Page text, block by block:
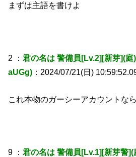
まずは主語を書けよ
2 ：君の名は 警備員[Lv.2][新芽](庭
aUGg) ：2024/07/21(日)
これ本物のガーシーアカウントな
9 ：君の名は 警備員[Lv.1][新芽警](